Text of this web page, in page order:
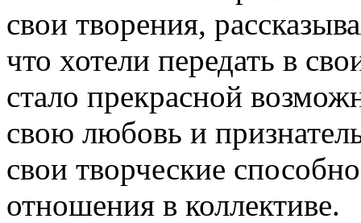
свои творения,
что хотели передать в
стало прекрасной
свою любовь и
свои творческие
отношения в коллективе.